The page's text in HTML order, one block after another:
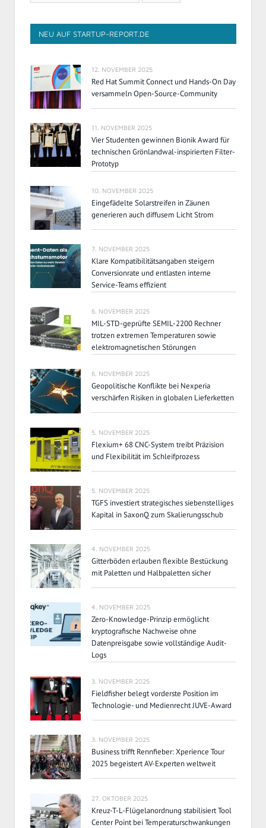
NEU AUF STARTUP-REPORT.DE
12. NOVEMBER 2025
Red Hat Summit Connect und Hands-On Day
versammeln Open-Source-Community
11. NOVEMBER 2025
Vier Studenten gewinnen Bionik Award für
technischen Grönlandwal-inspirierten Filter-
Prototyp
10. NOVEMBER 2025
Eingefädelte Solarstreifen in Zäunen
generieren auch diffusem Licht Strom
7. NOVEMBER 2025
Klare Kompatibilitätsangaben steigern
Conversionrate und entlasten interne
Service-Teams effizient
6. NOVEMBER 2025
MIL-STD-geprüfte SEMIL-2200 Rechner
trotzen extremen Temperaturen sowie
elektromagnetischen Störungen
6. NOVEMBER 2025
Geopolitische Konflikte bei Nexperia
verschärfen Risiken in globalen Lieferketten
5. NOVEMBER 2025
Flexium+ 68 CNC-System treibt Präzision
und Flexibilität im Schleifprozess
5. NOVEMBER 2025
TGFS investiert strategisches siebenstelliges
Kapital in SaxonQ zum Skalierungsschub
4. NOVEMBER 2025
Gitterböden erlauben flexible Bestückung
mit Paletten und Halbpaletten sicher
4. NOVEMBER 2025
Zero-Knowledge-Prinzip ermöglicht
kryptografische Nachweise ohne
Datenpreisgabe sowie vollständige Audit-
Logs
3. NOVEMBER 2025
Fieldfisher belegt vorderste Position im
Technologie- und Medienrecht JUVE-Award
3. NOVEMBER 2025
Business trifft Rennfieber: Xperience Tour
2025 begeistert AV-Experten weltweit
27. OKTOBER 2025
Kreuz-T-L-Flügelanordnung stabilisiert Tool
Center Point bei Temperaturschwankungen